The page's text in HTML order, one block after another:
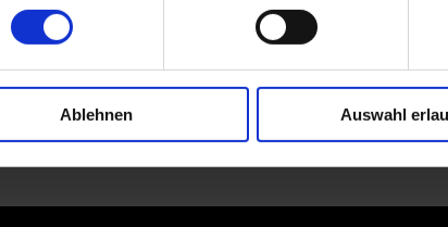
Ablehnen Auswahl